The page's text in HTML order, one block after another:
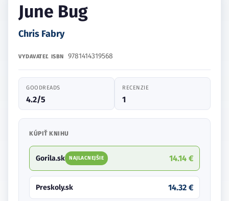
June Bug
Chris Fabry
VYDAVATEĽ ISBN 9781414319568
GOODREADS
4.2/5
RECENZIE
1
KÚPIŤ KNIHU
Gorila.sk NAJLACNEJŠIE 14.14 €
Preskoly.sk 14.32 €